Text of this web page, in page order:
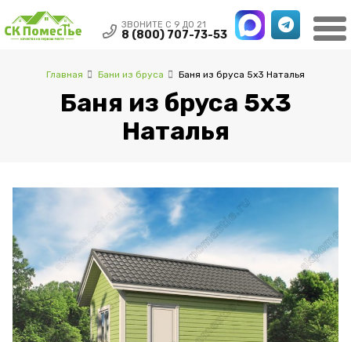
ЗВОНИТЕ С 9 ДО 21
8 (800) 707-73-53
Баня из бруса 5х3
Наталья
Главная Бани из бруса Баня из бруса 5х3 Наталья